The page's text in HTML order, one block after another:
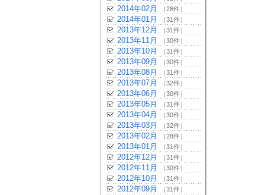
2014年02月 （28件）
2014年01月 （31件）
2013年12月 （31件）
2013年11月 （30件）
2013年10月 （31件）
2013年09月 （30件）
2013年08月 （31件）
2013年07月 （32件）
2013年06月 （30件）
2013年05月 （31件）
2013年04月 （30件）
2013年03月 （32件）
2013年02月 （28件）
2013年01月 （31件）
2012年12月 （31件）
2012年11月 （30件）
2012年10月 （31件）
2012年09月 （31件）